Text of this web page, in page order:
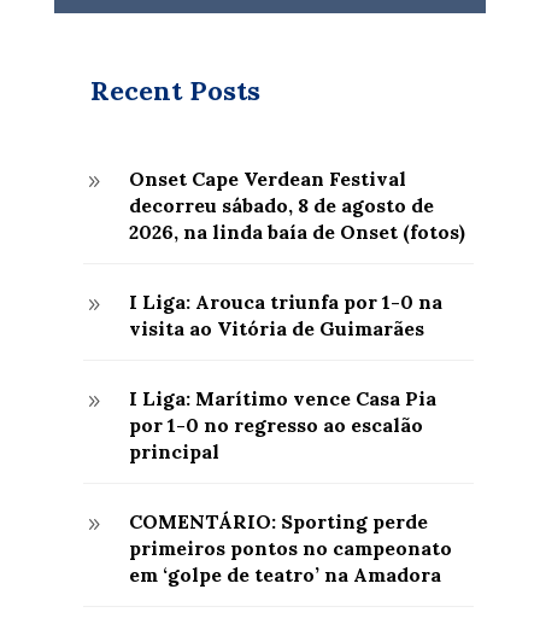
Recent Posts
9
Onset Cape Verdean Festival
decorreu sábado, 8 de agosto de
2026, na linda baía de Onset (fotos)
9
I Liga: Arouca triunfa por 1-0 na
visita ao Vitória de Guimarães
9
I Liga: Marítimo vence Casa Pia
por 1-0 no regresso ao escalão
principal
9
COMENTÁRIO: Sporting perde
primeiros pontos no campeonato
em ‘golpe de teatro’ na Amadora